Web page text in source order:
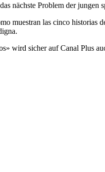
nächste Problem der jungen
muestran las cinco historias
wird sicher auf Canal Plus